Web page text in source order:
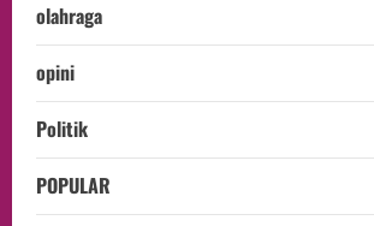
olahraga
opini
Politik
POPULAR